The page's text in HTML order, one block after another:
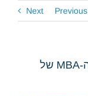
Previous
Next
ראיון עם מנהלת הקבלה של תוכנית ה-MBA של